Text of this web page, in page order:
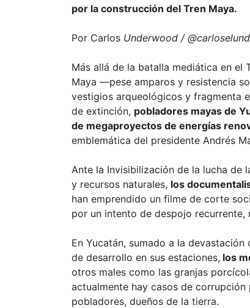
por la construcción del Tren Maya.
Por Carlos Underwood /
Más allá de la batalla mediática en el
Maya —pese amparos y resistencia
vestigios arqueológicos y fragmenta
de extinción, pobladores mayas de
de megaproyectos de energías
emblemática del presidente Andrés
Ante la Invisibilización de la lucha de
y recursos naturales, los
han emprendido un filme de corte
por un intento de despojo
En Yucatán, sumado a la
de desarrollo en sus estaciones, los
otros males como las granjas
actualmente hay casos de
pobladores, dueños de la tierra.